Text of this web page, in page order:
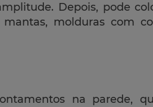
Depois, pode
molduras com
na parede,